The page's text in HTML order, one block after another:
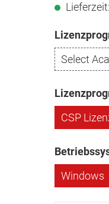
Select
CSP
Windows